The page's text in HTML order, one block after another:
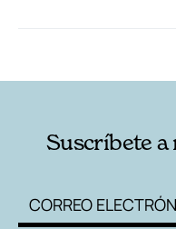
Suscríbete